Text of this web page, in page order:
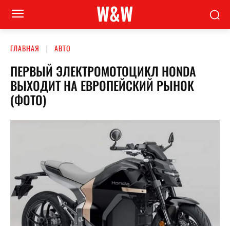
W&W
ГЛАВНАЯ АВТО
ПЕРВЫЙ ЭЛЕКТРОМОТОЦИКЛ HONDA
ВЫХОДИТ НА ЕВРОПЕЙСКИЙ РЫНОК
(ФОТО)